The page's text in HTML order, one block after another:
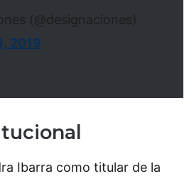
(@designaciones)
2019
Ibarra como titular de la